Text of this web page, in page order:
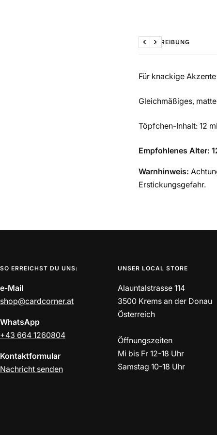
BESCHREIBUNG
ZurückWeiter
Für knackige
Gleichmäßiges,
Töpfchen-Inhalt: 12
Empfohlenes Alter:
Warnhinweis:
Erstickungsgefahr.
SO ERREICHST DU UNS:
e-Mail
shop@cardcorner.at
WhatsApp
+43 664 1260804
Kontaktformular
Nachricht senden
UNSER LOCAL STORE
Alauntalstrasse 114
3500 Krems an der Donau
Österreich
Öffnungszeiten
Mi bis Fr 12-18 Uhr
Samstag 10-18 Uhr